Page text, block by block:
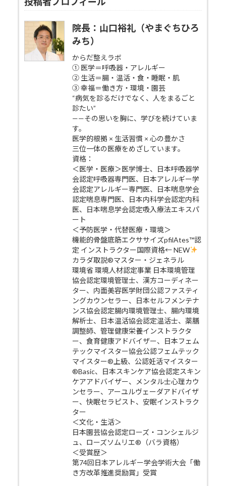
院長：山口裕礼（やまぐちひろ
みち）
からだ整えラボ
① 医学＝呼吸器・アレルギー
② 生活＝腸・温活・食・睡眠・肌
③ 幸福＝働き方・環境・園芸
“病気を診るだけでなく、人をまるごと
診たい”
——その思いを胸に、学びを続けていま
す。
医学的根拠 × 生活習慣 × 心の豊かさ
三位一体の医療をめざしています。
資格：
＜医学・医療＞医学博士、日本呼吸器学
会認定呼吸器専門医、日本アレルギー学
会認定アレルギー専門医、日本喘息学会
認定喘息専門医、日本内科学会認定内科
医、日本喘息学会認定吸入療法エキスパ
ート
＜予防医学・代替医療・環境＞
機能的骨盤底筋エクササイズpfilAtes™認
定 インストラクター国際資格← NEW
カラダ取説®マスター・ジェネラル
環境省 環境人材認定事業 日本環境管理
協会認定環境管理士、漢方コーディネー
ター、内面美容医学財団公認ファスティ
ングカウンセラー、日本セルフメンテナ
ンス協会認定腸内環境管理士、腸内環境
解析士、日本温活協会認定温活士、薬膳
調整師、管理健康栄養インストラクタ
ー、食育健康アドバイザー、日本フェム
テックマイスター協会公認フェムテック
マイスター®上級、公認妊活マイスター
®Basic、日本スキンケア協会認定スキン
ケアアドバイザー、メンタル士心理カウ
ンセラー、アーユルヴェーダアドバイザ
ー、快眠セラピスト、安眠インストラク
ター
＜文化・生活＞
日本園芸協会認定ローズ・コンシェルジ
ュ、ローズソムリエ®（バラ資格）
＜受賞歴＞
第74回日本アレルギー学会学術大会「働
き方改革推進奨励賞」受賞